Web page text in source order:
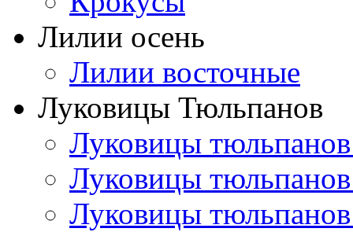
Лилии осень
Лилии восточные
Луковицы Тюльпанов
Луковицы
Луковицы
Луковицы